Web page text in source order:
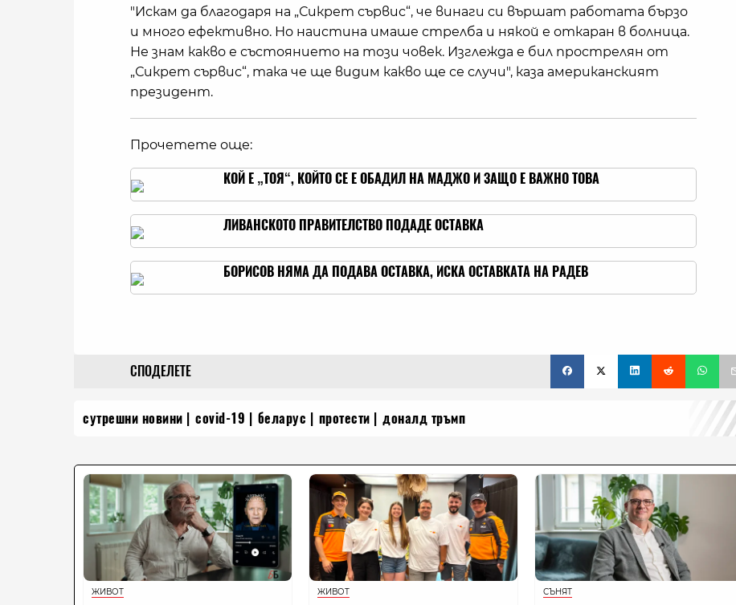
"Искам да благодаря на „Сикрет сървис“, че винаги си вършат работата бързо
и много ефективно. Но наистина имаше стрелба и някой е откаран в болница.
Не знам какво е състоянието на този човек. Изглежда е бил прострелян от
„Сикрет сървис“, така че ще видим какво ще се случи", каза американският
президент.
Прочетете още:
КОЙ Е „ТОЯ“, КОЙТО СЕ Е ОБАДИЛ НА МАДЖО И ЗАЩО Е ВАЖНО ТОВА
ЛИВАНСКОТО ПРАВИТЕЛСТВО ПОДАДЕ ОСТАВКА
БОРИСОВ НЯМА ДА ПОДАВА ОСТАВКА, ИСКА ОСТАВКАТА НА РАДЕВ
СПОДЕЛЕТЕ
сутрешни новини covid-19 беларус протести доналд тръмп